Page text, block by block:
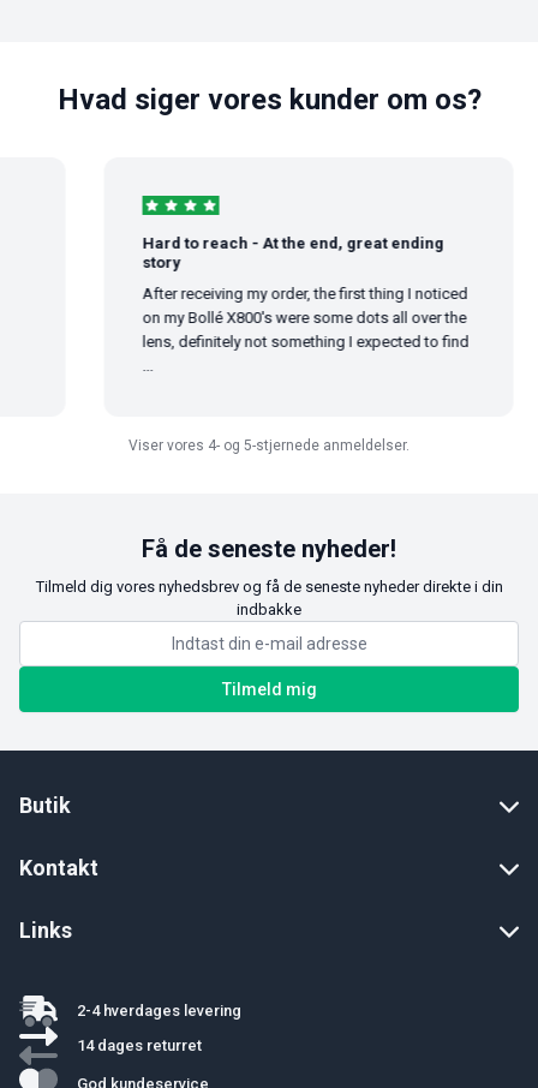
Hvad siger vores kunder om os?
Hard to reach - At the end, great ending
story
After receiving my order, the first thing I noticed
on my Bollé X800's were some dots all over the
lens, definitely not something I expected to find
Viser vores 4- og 5-stjernede anmeldelser.
Få de seneste nyheder!
Tilmeld dig vores nyhedsbrev og få de seneste nyheder direkte i din
indbakke
Tilmeld mig
Butik
Kontakt
Links
2-4 hverdages levering
14 dages returret
God kundeservice